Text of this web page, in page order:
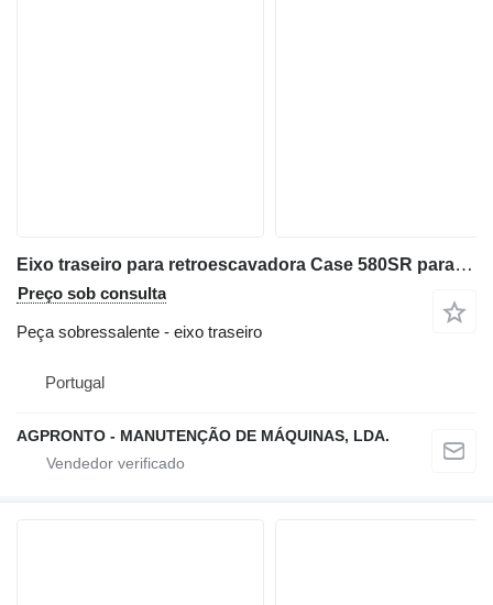
Eixo traseiro para retroescavadora Case 580SR para peças
Preço sob consulta
Peça sobressalente - eixo traseiro
Portugal
AGPRONTO - MANUTENÇÃO DE MÁQUINAS, LDA.